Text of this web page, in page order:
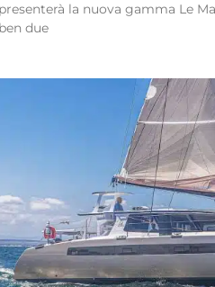
presenterà la nuova gamma Le
ben due